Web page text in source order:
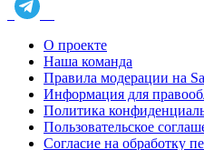
О проекте
Наша команда
Правила модерации на
Информация для
Политика
Пользовательское
Согласие на обработку